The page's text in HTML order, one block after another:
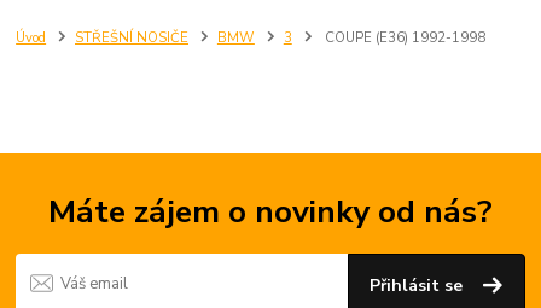
Úvod STŘEŠNÍ NOSIČE BMW 3 COUPE (E36) 1992-1998
Máte zájem o novinky od nás?
Přihlásit se